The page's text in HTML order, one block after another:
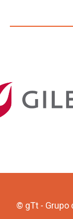
© gTt - Grupo